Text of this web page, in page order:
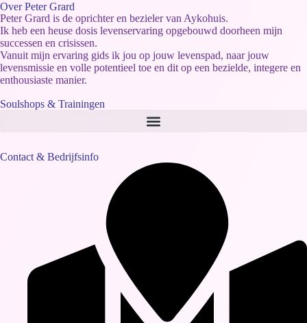
Over Peter Grard
Peter Grard is de oprichter en bezieler van Aykohuis.
Ik heb een heuse dosis levenservaring opgebouwd doorheen mijn
successen en crisissen.
Vanuit mijn ervaring gids ik jou op jouw levenspad, naar jouw
levensmissie en volle potentieel toe en dit op een bezielde, integere en
enthousiaste manier.
Soulshops & Trainingen
Contact & Bedrijfsinfo